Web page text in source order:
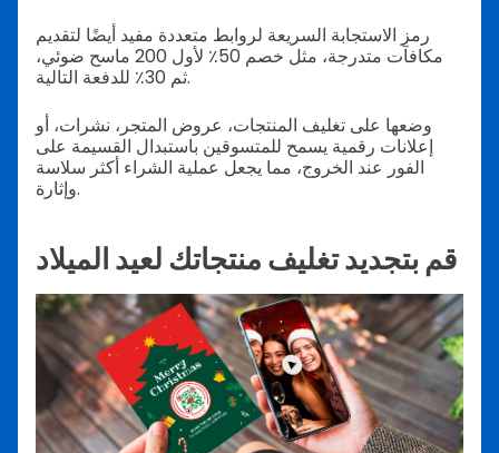
رمز الاستجابة السريعة لروابط متعددة مفيد أيضًا لتقديم
مكافآت متدرجة، مثل خصم 50٪ لأول 200 ماسح ضوئي،
ثم 30٪ للدفعة التالية.
وضعها على تغليف المنتجات، عروض المتجر، نشرات، أو
إعلانات رقمية يسمح للمتسوقين باستبدال القسيمة على
الفور عند الخروج، مما يجعل عملية الشراء أكثر سلاسة
وإثارة.
قم بتجديد تغليف منتجاتك لعيد الميلاد